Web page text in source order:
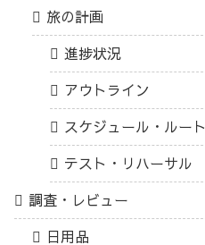
旅の計画
進捗状況
アウトライン
スケジュール・ルート
テスト・リハーサル
調査・レビュー
日用品